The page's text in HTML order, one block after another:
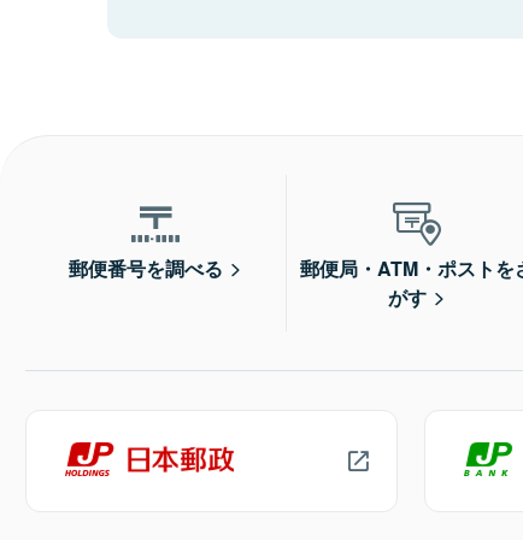
郵便番号を調べる
郵便局・ATM・ポストを
がす